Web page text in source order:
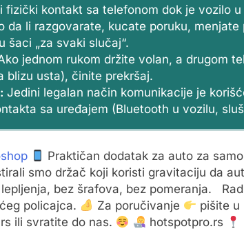
fizički kontakt sa telefonom dok je vozilo
da li razgovarate, kucate poruku,
šaci „za svaki slučaj“.
jednom rukom držite volan, a drugom
blizu usta), činite prekršaj.
Jedini legalan način komunikacije je
sa uređajem (Bluetooth u vozilu,
Praktičan dodatak za auto za
smo držač koji koristi gravitaciju da
bez šrafova, bez pomeranja.
policajca.
Za poručivanje
pišite u
ili svratite do nas.
hotspotpro.rs